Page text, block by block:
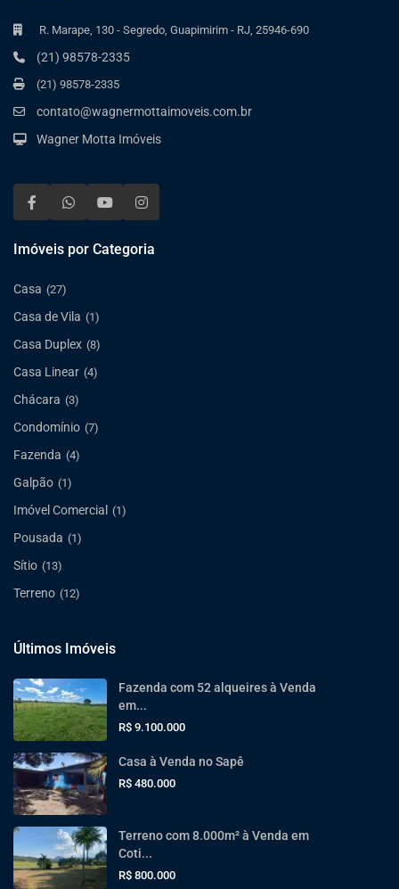
R. Marape, 130 - Segredo, Guapimirim - RJ, 25946-690
(21) 98578-2335
(21) 98578-2335
contato@wagnermottaimoveis.com.br
Wagner Motta Imóveis
Imóveis por Categoria
Casa (27)
Casa de Vila (1)
Casa Duplex (8)
Casa Linear (4)
Chácara (3)
Condomínio (7)
Fazenda (4)
Galpão (1)
Imóvel Comercial (1)
Pousada (1)
Sítio (13)
Terreno (12)
Últimos Imóveis
Fazenda com 52 alqueires à Venda
em...
R$ 9.100.000
Casa à Venda no Sapê
R$ 480.000
Terreno com 8.000m² à Venda em
Coti...
R$ 800.000